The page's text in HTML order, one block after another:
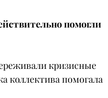
помогли
кризисные
коллектива помогала